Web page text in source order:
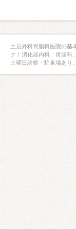
土居外科胃腸科医院の基
ク！消化器内科、胃腸科
土曜日診察・駐車場あり。